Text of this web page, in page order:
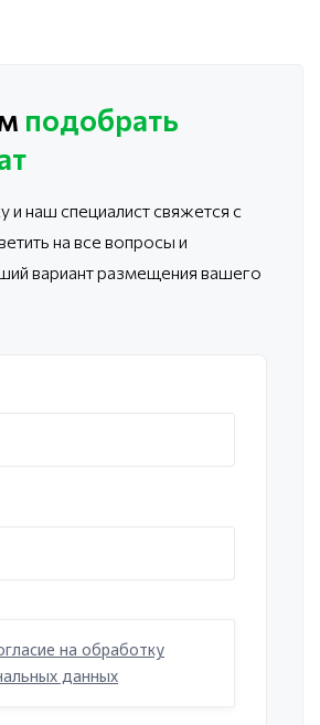
подобрать
и наш специалист свяжется с
на все вопросы и
вариант размещения вашего